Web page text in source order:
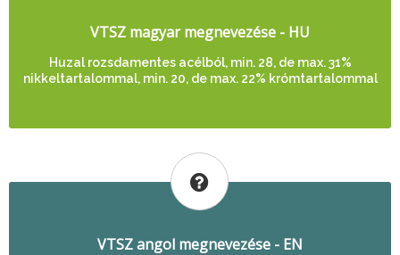
VTSZ magyar megnevezése - HU
Huzal rozsdamentes acélból, min. 28, de max. 31%
nikkeltartalommal, min. 20, de max. 22% krómtartalommal
VTSZ angol megnevezése - EN